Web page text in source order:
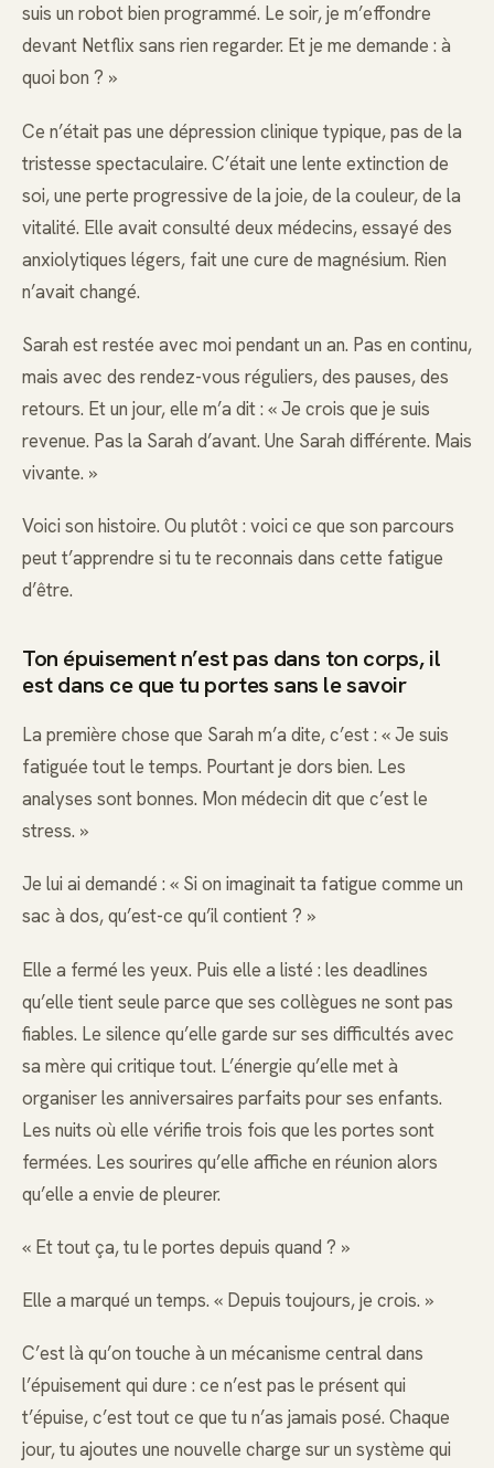
suis un robot bien programmé. Le soir, je m’effondre
devant Netflix sans rien regarder. Et je me demande : à
quoi bon ? »
Ce n’était pas une dépression clinique typique, pas de la
tristesse spectaculaire. C’était une lente extinction de
soi, une perte progressive de la joie, de la couleur, de la
vitalité. Elle avait consulté deux médecins, essayé des
anxiolytiques légers, fait une cure de magnésium. Rien
n’avait changé.
Sarah est restée avec moi pendant un an. Pas en continu,
mais avec des rendez-vous réguliers, des pauses, des
retours. Et un jour, elle m’a dit : « Je crois que je suis
revenue. Pas la Sarah d’avant. Une Sarah différente. Mais
vivante. »
Voici son histoire. Ou plutôt : voici ce que son parcours
peut t’apprendre si tu te reconnais dans cette fatigue
d’être.
Ton épuisement n’est pas dans ton corps, il
est dans ce que tu portes sans le savoir
La première chose que Sarah m’a dite, c’est : « Je suis
fatiguée tout le temps. Pourtant je dors bien. Les
analyses sont bonnes. Mon médecin dit que c’est le
stress. »
Je lui ai demandé : « Si on imaginait ta fatigue comme un
sac à dos, qu’est-ce qu’il contient ? »
Elle a fermé les yeux. Puis elle a listé : les deadlines
qu’elle tient seule parce que ses collègues ne sont pas
fiables. Le silence qu’elle garde sur ses difficultés avec
sa mère qui critique tout. L’énergie qu’elle met à
organiser les anniversaires parfaits pour ses enfants.
Les nuits où elle vérifie trois fois que les portes sont
fermées. Les sourires qu’elle affiche en réunion alors
qu’elle a envie de pleurer.
« Et tout ça, tu le portes depuis quand ? »
Elle a marqué un temps. « Depuis toujours, je crois. »
C’est là qu’on touche à un mécanisme central dans
l’épuisement qui dure : ce n’est pas le présent qui
t’épuise, c’est tout ce que tu n’as jamais posé. Chaque
jour, tu ajoutes une nouvelle charge sur un système qui